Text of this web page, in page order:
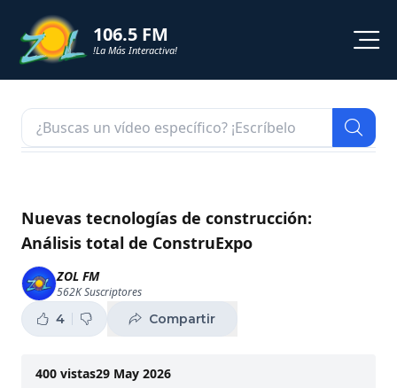
106.5 FM
!La Más Interactiva!
NOTICIAS
SHORTS
PODCAST
ZOL TV
Nuevas tecnologías de construcción:
Análisis total de ConstruExpo
ZOL FM
562KSuscriptores
4 Compartir
400 vistas29 May 2026